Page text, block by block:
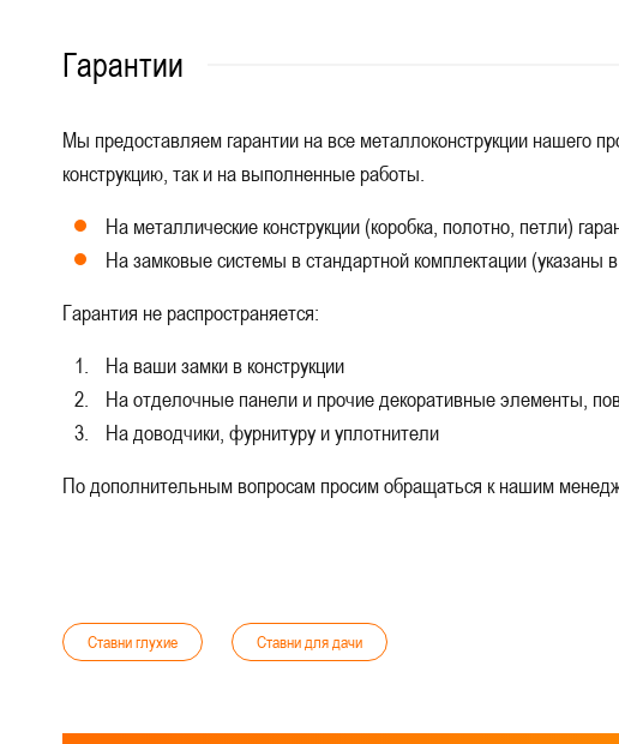
Гарантии
Мы предоставляем гарантии на все металлоконструкции нашего
конструкцию, так и на выполненные работы.
На металлические конструкции (коробка, полотно, петли)
На замковые системы в стандартной комплектации (указаны
Гарантия не распространяется:
На ваши замки в конструкции
На отделочные панели и прочие декоративные элементы,
На доводчики, фурнитуру и уплотнители
По дополнительным вопросам просим обращаться к нашим
Ставни глухие Ставни для дачи